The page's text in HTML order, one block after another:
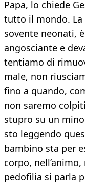
Papa, lo chiede
tutto il mondo. La
sovente neonati,
angosciante e
tentiamo di
male, non
fino a quando,
non saremo
stupro su un
sto leggendo
bambino sta per
corpo,
pedofilia si parla